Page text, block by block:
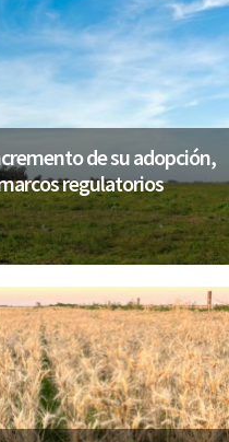
de su adopción,
regulatorios